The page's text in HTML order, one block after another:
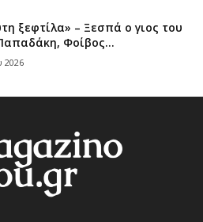
ξεφτίλα» – Ξεσπά ο γιος του
Φοίβος...
2026